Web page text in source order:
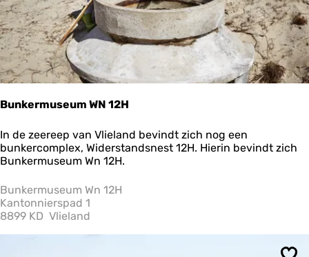
Bunkermuseum WN 12H
B
u
n
e
r
m
s
In de zeereep van Vlieland bevindt zich nog een
bunkercomplex, Widerstandsnest 12H. Hierin bevindt zich
Bunkermuseum Wn 12H.
Bunkermuseum Wn 12H
Kantonnierspad 1
8899 KD Vlieland